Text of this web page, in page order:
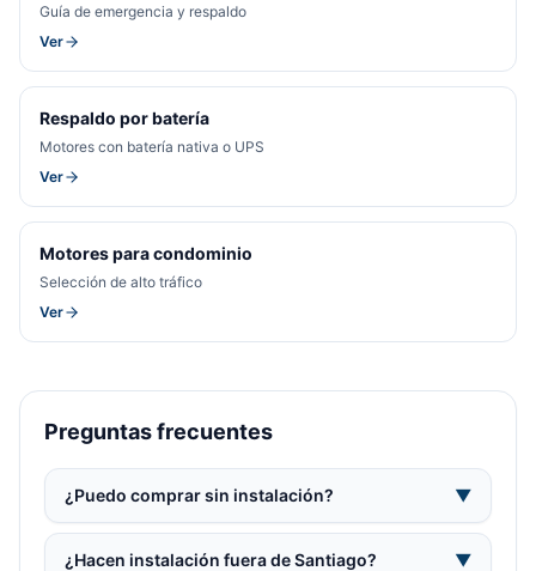
Guía de emergencia y respaldo
Ver
Respaldo por batería
Motores con batería nativa o UPS
Ver
Motores para condominio
Selección de alto tráfico
Ver
Preguntas frecuentes
¿Puedo comprar sin instalación? ▼
¿Hacen instalación fuera de Santiago? ▼